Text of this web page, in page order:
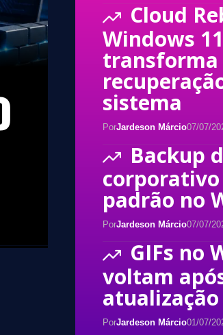
Cloud
Windows 11
transforma
sistema
PorJardeson Márcio07/07/
Backup
corporativo
padrão no
PorJardeson Márcio07/07/
GIFs no
voltam
atualização
PorJardeson Márcio01/07/